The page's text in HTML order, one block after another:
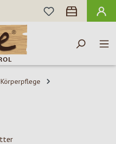
DU HAST 0
Körperpflege